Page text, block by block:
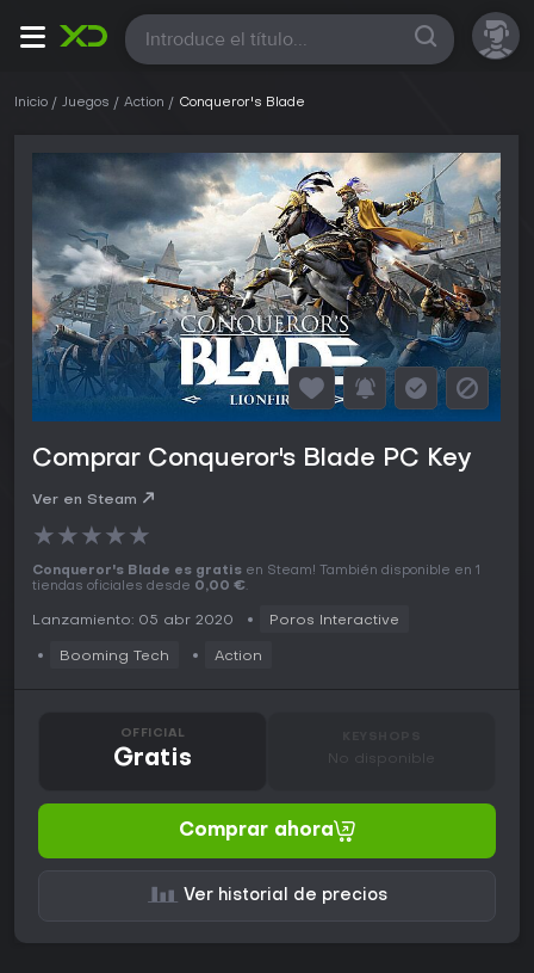
Todas
Inicio Juegos Action Conqueror's Blade
Comprar Conqueror's Blade PC Key
Ver en Steam
★★★★★
Conqueror's Blade es gratis en Steam! También disponible en 1
tiendas oficiales desde 0,00 €.
Lanzamiento: 05 abr 2020 Poros Interactive
Booming Tech Action
OFFICIAL
Gratis No disponible
Comprar ahora
Ver historial de precios